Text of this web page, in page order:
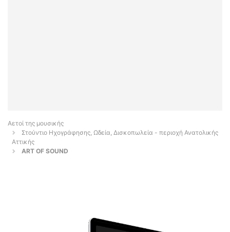
Αετοί της μουσικής
Στούντιο Ηχογράφησης, Ωδεία, Δισκοπωλεία - περιοχή Ανατολικής
Αττικής
ART OF SOUND